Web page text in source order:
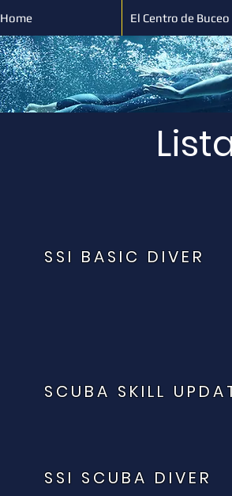
Home El Centro de Buceo
SSI BASIC DIVER
SCUBA SKILL
SSI SCUBA DIVER